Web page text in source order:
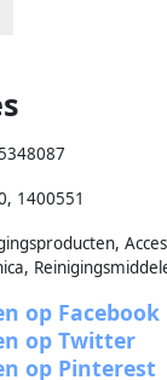
, 1400551